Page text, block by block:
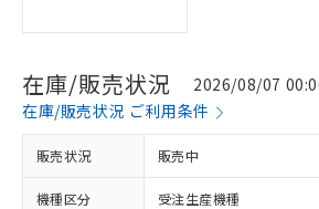
在庫/販売状況
2026/08/07
在庫/販売状況 ご利用条件
販売状況 販売中
機種区分 受注生産機種